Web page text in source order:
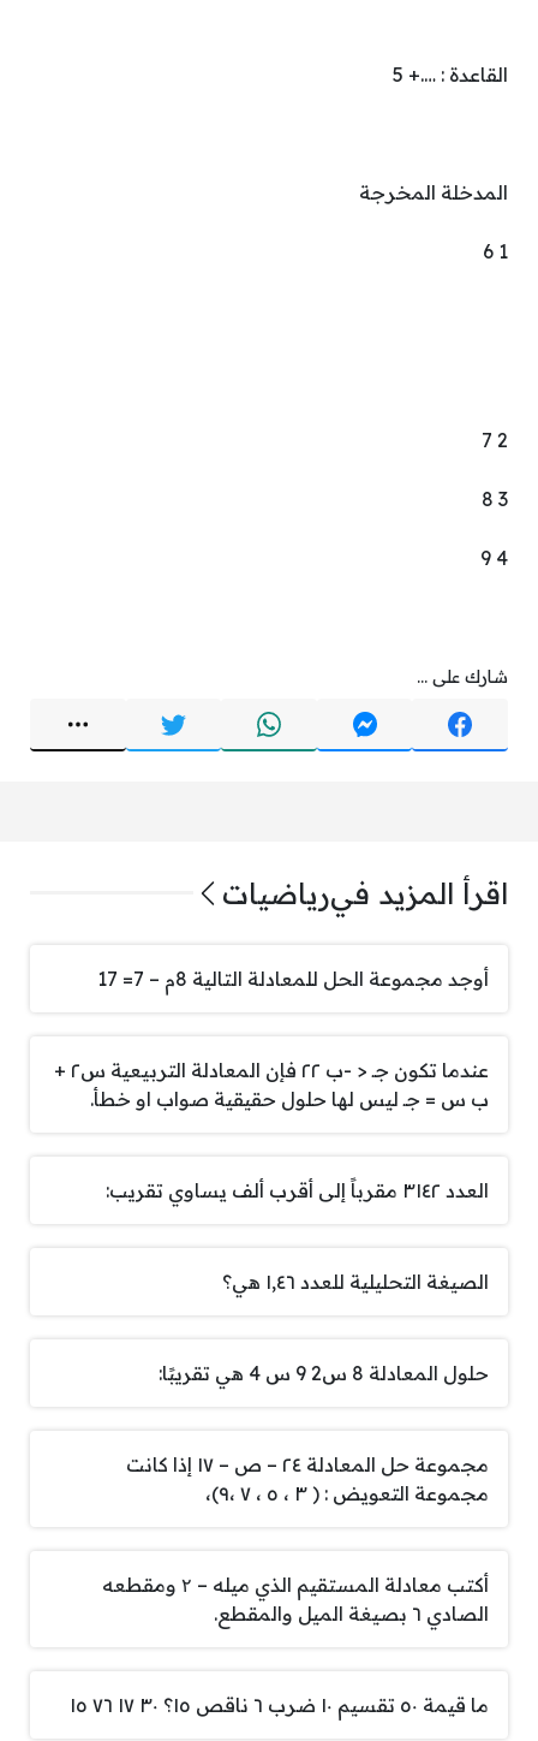
القاعدة : ….+ 5
المدخلة المخرجة
1 6
2 7
3 8
4 9
شارك على ...
اقرأ المزيد فيرياضيات
أوجد مجموعة الحل للمعادلة التالية 8م – 7= 17
عندما تكون جـ < -ب ٢٢ فإن المعادلة التربيعية س٢ +
ب س = جـ ليس لها حلول حقيقية صواب او خطأ.
العدد ٣١٤٢ مقرباً إلى أقرب ألف يساوي تقريب:
الصيغة التحليلية للعدد ١,٤٦ هي؟
حلول المعادلة 8 س2 9 س 4 هي تقريبًا:
مجموعة حل المعادلة ٢٤ – ص – ١٧ إذا كانت
مجموعة التعويض : ( ٣ ، ٥ ، ٧ ،٩)،
أكتب معادلة المستقيم الذي ميله – ۲ ومقطعه
الصادي ٦ بصيغة الميل والمقطع.
ما قيمة ٥٠ تقسيم ١٠ ضرب ٦ ناقص ١٥؟ ٣٠ ١٧ ٧٦ ١٥